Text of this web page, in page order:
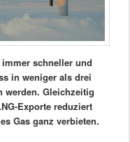
schneller und
in weniger als drei
werden. Gleichzeitig
Exporte reduziert
Gas ganz verbieten.